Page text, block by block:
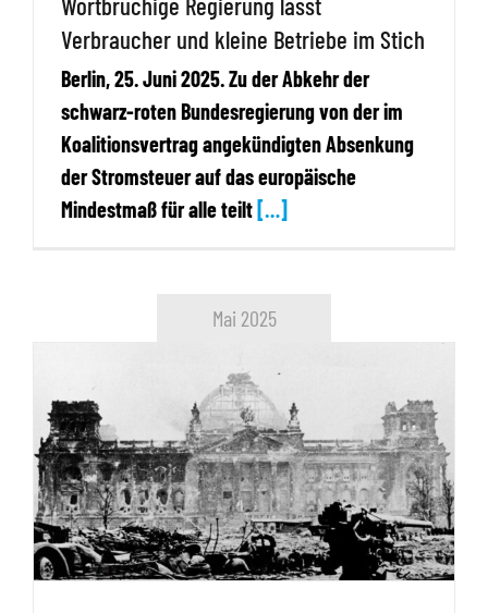
Verbraucher und kleine Betriebe im Stich
Berlin, 25. Juni 2025. Zu der Abkehr der
schwarz-roten Bundesregierung von der im
Koalitionsvertrag angekündigten Absenkung
der Stromsteuer auf das europäische
Mindestmaß für alle teilt […]
Mai 2025